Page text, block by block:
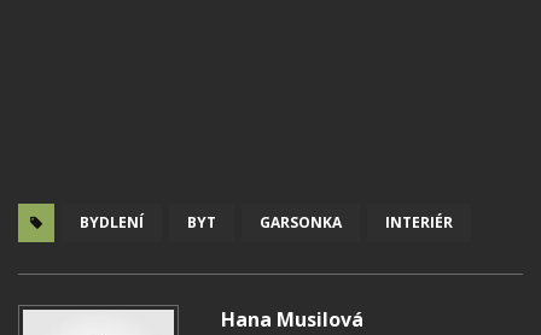
BYDLENÍ BYT GARSONKA INTERIÉR
Hana Musilová